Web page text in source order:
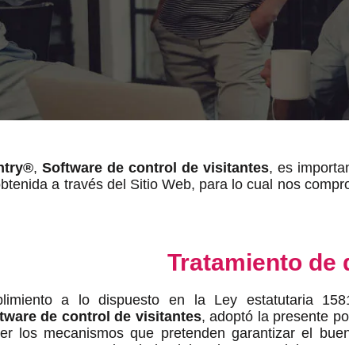
, Software de control de visitantes, es
a través del Sitio Web, para lo cual nos
Tratamiento de
a lo dispuesto en la Ley estatutaria
de control de visitantes, adoptó la presente
los mecanismos que pretenden garantizar el